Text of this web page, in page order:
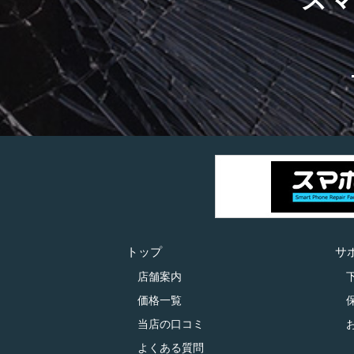
トップ
店舗案内
価格一覧
当店の口コミ
よくある質問
サ